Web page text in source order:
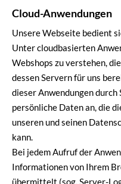
Cloud-Anwendungen
Unsere Webseite bedient
Unter cloudbasierten
Webshops zu verstehen,
dessen Servern für uns
dieser Anwendungen
persönliche Daten an, die
unseren und seinen
kann.
Bei jedem Aufruf der
Informationen von Ihrem
übermittelt (sog. Server-